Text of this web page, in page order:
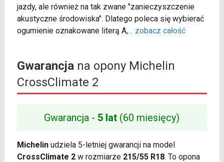
jazdy, ale również na tak zwane "zanieczyszczenie
akustyczne środowiska". Dlatego poleca się wybierać
ogumienie oznakowane literą A,... zobacz całość
Gwarancjana opony Michelin
CrossClimate 2
Gwarancja - 5 lat (60 miesięcy)
Michelinudziela 5-letniej gwarancji na model
CrossClimate 2w rozmiarze 215/55 R18. To opona